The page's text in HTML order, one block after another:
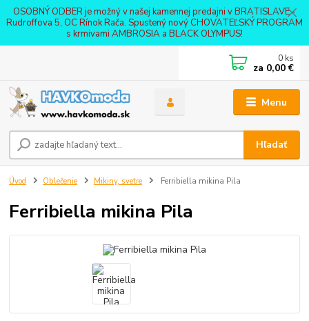
OSOBNÝ ODBER je možný v našej kamennej predajni v BRATISLAVE -
Rudroffova 5, OC Rínok Rača. Spustený nový CHOVATEĽSKÝ PROGRAM
s krmivami AMBROSIA a BLACK OLYMPUS!
Menu
Hľadať
0 ks
za 0,00 €
Úvod Oblečenie Mikiny, svetre Ferribiella mikina Pila
Ferribiella mikina Pila